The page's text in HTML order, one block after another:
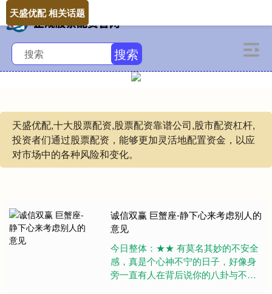
搜索
天盛优配,十大股票配资,股票配资靠谱公司,股市配资杠杆,
投资者们通过股票配资，能够更加灵活地配置资金，以应
对市场中的各种风险和变化。
天盛优配 相关话题
诚信双赢 巨蟹座-静下心来考虑别人的
意见
今日整体：★★ 有莫名其妙的不安全
感，真是个心神不宁的日子，好像身
旁一直有人在背后说你的八卦与不